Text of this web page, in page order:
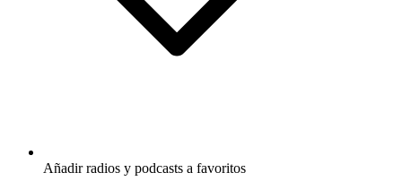
Añadir radios y podcasts a favoritos